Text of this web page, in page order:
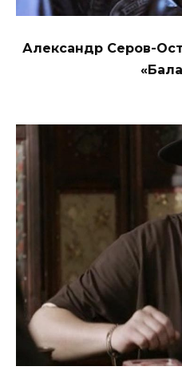
Александр Серов-